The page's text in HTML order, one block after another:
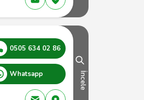
0505 634 02 86
Whatsapp İncele